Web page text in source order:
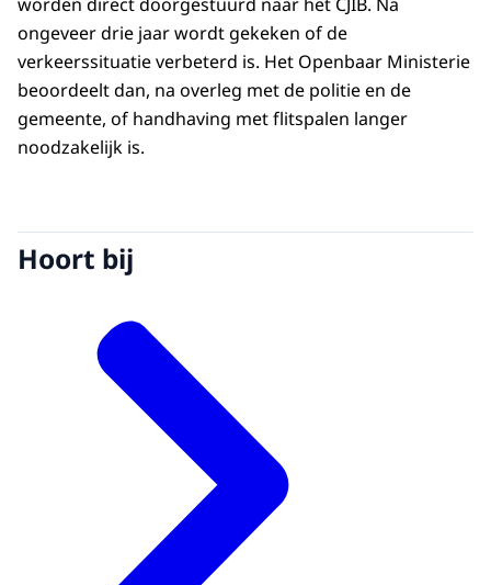
ongeveer drie jaar wordt gekeken of de
verkeerssituatie verbeterd is. Het Openbaar Ministerie
beoordeelt dan, na overleg met de politie en de
gemeente, of handhaving met flitspalen langer
noodzakelijk is.
Hoort bij